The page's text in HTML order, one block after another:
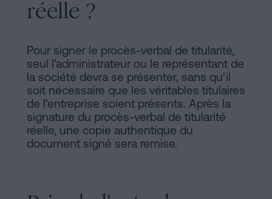
réelle ?
Pour signer le procès-verbal de titularité,
seul l'administrateur ou le représentant de
la société devra se présenter, sans qu'il
soit nécessaire que les véritables titulaires
de l'entreprise soient présents. Après la
signature du procès-verbal de titularité
réelle, une copie authentique du
document signé sera remise.